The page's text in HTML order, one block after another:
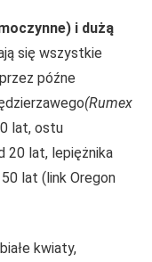
i dużą
się wszystkie
późne
(Rumex
lat, ostu
20 lat, lepiężnika
lat (link Oregon
kwiaty,